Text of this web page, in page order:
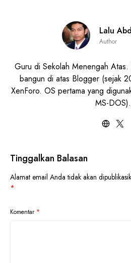
Lalu
Author
Guru di Sekolah Menengah
bangun di atas Blogger (sejak
XenForo. OS pertama yang
MS-DOS).
Tinggalkan Balasan
Alamat email Anda tidak akan
*
Komentar *